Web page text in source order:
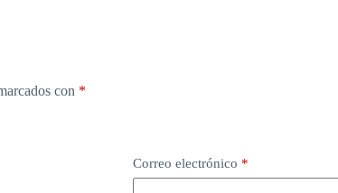
con *
Correo electrónico *